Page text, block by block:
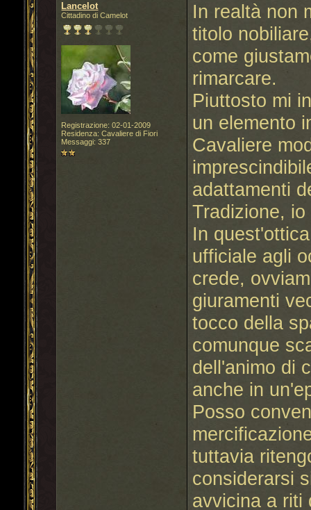
Lancelot
Cittadino di Camelot
Registrazione: 02-01-2009
Residenza: Cavaliere di Fiori
Messaggi: 337
In realtà non
titolo
come
rimarcare.
Piuttosto mi
un elemento
Cavaliere
adattamenti
Tradizione,
In
ufficiale agli
crede,
giuramenti
tocco della
comunque
dell'animo di
anche in
Posso
tuttavia
considerarsi
avvicina a riti